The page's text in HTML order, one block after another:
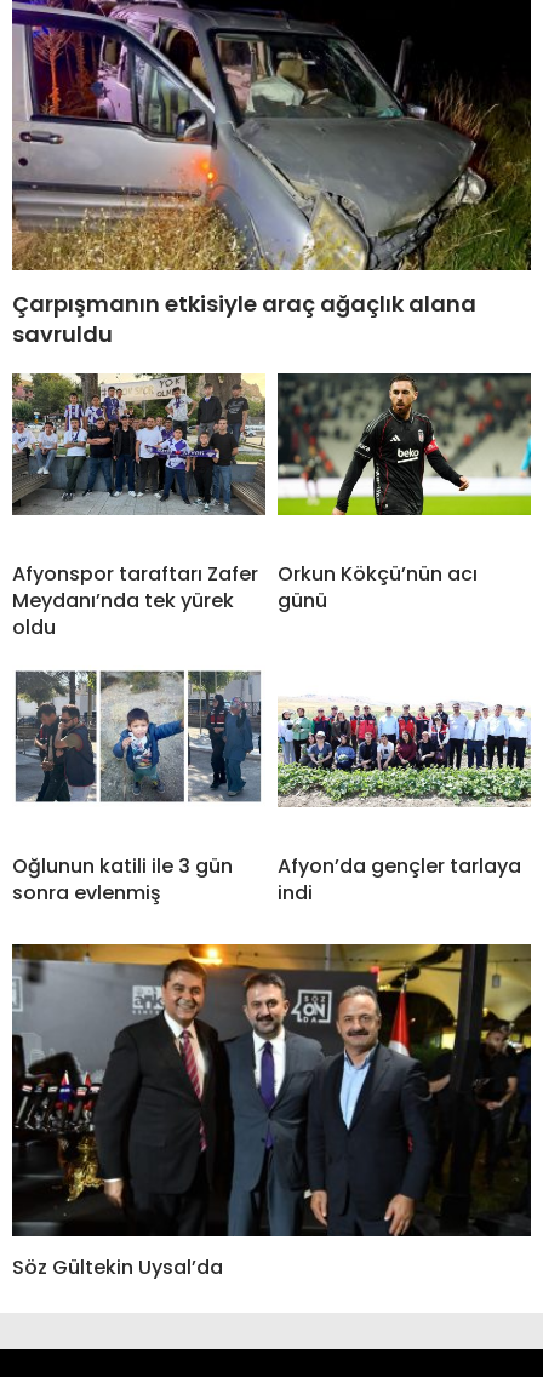
Çarpışmanın etkisiyle araç ağaçlık alana
savruldu
Afyonspor taraftarı Zafer
Meydanı’nda tek yürek
oldu
Orkun Kökçü’nün acı
günü
Oğlunun katili ile 3 gün
sonra evlenmiş
Afyon’da gençler tarlaya
indi
Söz Gültekin Uysal’da